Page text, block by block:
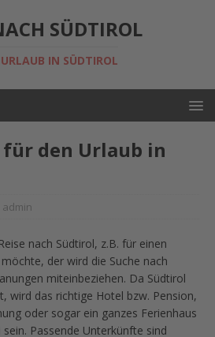
SÜDTIROL
IN SÜDTIROL
den Urlaub in
admin
nach Südtirol, z.B. für einen
der wird die Suche nach
miteinbeziehen. Da Südtirol
wird das richtige Hotel bzw. Pension,
oder sogar ein ganzes Ferienhaus
Passende Unterkünfte sind